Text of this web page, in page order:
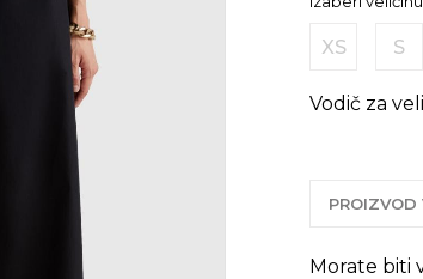
XS S
Vodič za
PROIZVOD
Morate biti